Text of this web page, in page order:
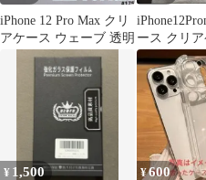
iPhone 12 Pro Max クリ
アケース ウェーブ 透明 ース クリア
プルケース
¥ 1,500 ¥600